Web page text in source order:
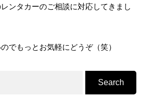
ンタカーのご相談に対応してきまし
でもっとお気軽にどうぞ（笑）
Search